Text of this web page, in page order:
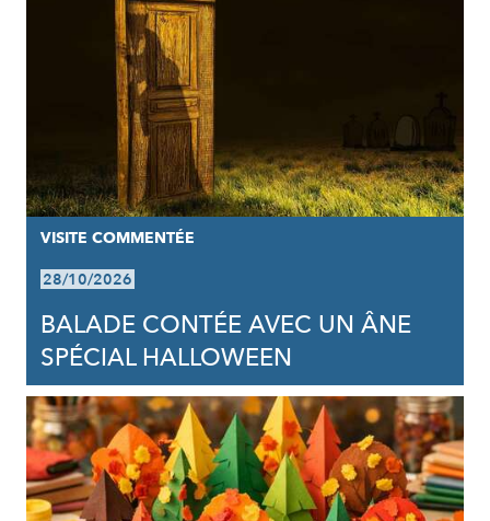
VISITE COMMENTÉE
28/10/2026
BALADE CONTÉE AVEC UN ÂNE
SPÉCIAL HALLOWEEN